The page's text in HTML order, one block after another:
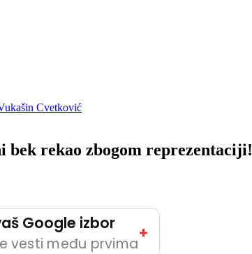
Cvetković
rekao zbogom reprezentaciji!
Google izbor
vesti među prvima
+